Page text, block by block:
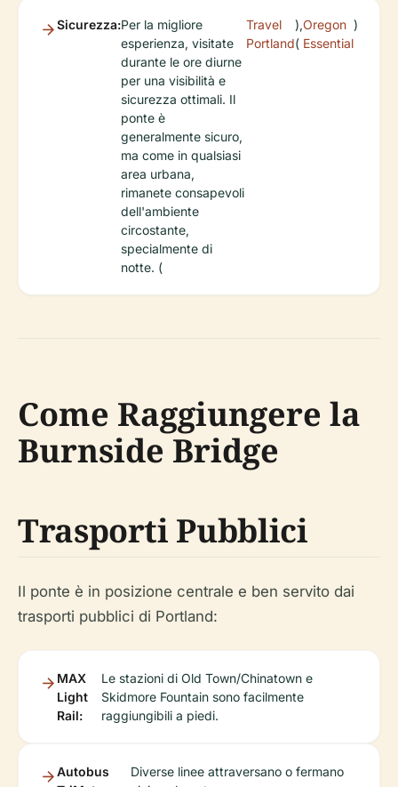
Sicurezza:Per la migliore
esperienza, visitate
durante le ore diurne
per una visibilità e
sicurezza ottimali. Il
ponte è
generalmente sicuro,
ma come in qualsiasi
area urbana,
rimanete consapevoli
dell'ambiente
circostante,
specialmente di
notte. (
Travel
Portland
),
(
Oregon
Essential
)
Come Raggiungere la
Burnside Bridge
Trasporti Pubblici
Il ponte è in posizione centrale e ben servito dai
trasporti pubblici di Portland:
MAX
Light
Rail:
Le stazioni di Old Town/Chinatown e
Skidmore Fountain sono facilmente
raggiungibili a piedi.
Autobus
Diverse linee attraversano o fermano